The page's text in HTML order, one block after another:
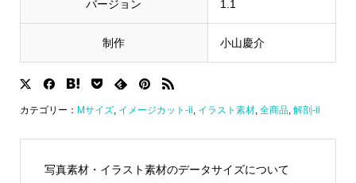
バージョン 1.1
制作 小山慶介
カテゴリー： Mサイズ, イメージカット-il , イラスト素材, 全商品, 解剖-il
写真素材・イラスト素材のデータサイズについて